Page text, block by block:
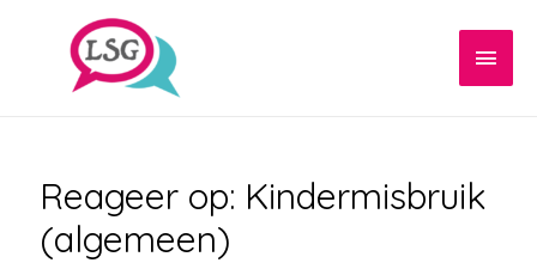
Reageer op: Kindermisbruik
(algemeen)